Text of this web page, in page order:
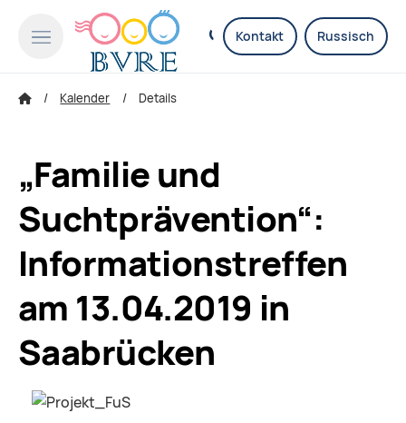
Kontakt Russisch
Kalender Details
„Familie und
Suchtprävention“:
Informationstreffen
am 13.04.2019 in
Saabrücken